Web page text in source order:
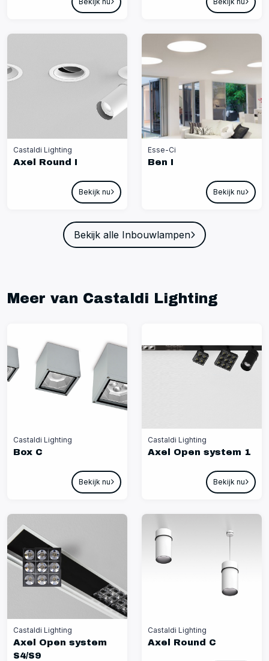
Castaldi Lighting
Axel Round I
Bekijk nu
Esse-Ci
Ben I
Bekijk nu
Bekijk alle Inbouwlampen
Meer van Castaldi Lighting
Castaldi Lighting
Box C
Bekijk nu
Castaldi Lighting
Axel Open system 1
Bekijk nu
Castaldi Lighting
Axel Open system
S4/S9
Castaldi Lighting
Axel Round C